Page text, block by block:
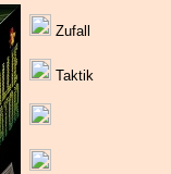
Zufall
Taktik